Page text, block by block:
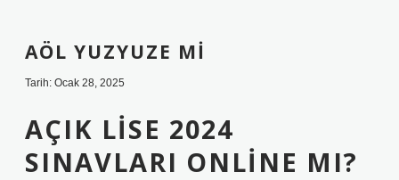
AÖL YUZYUZE MI
Tarih: Ocak 28, 2025
AÇIK LISE 2024
SINAVLARI ONLINE MI?